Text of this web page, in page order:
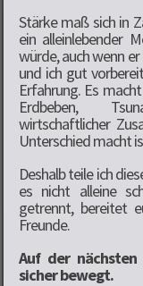
Stärke maß sich in
ein alleinlebender
würde, auch wenn
und ich gut
Erfahrung. Es
Erdbeben,
wirtschaftlicher
Unterschied macht
Deshalb teile ich
es nicht alleine
getrennt, bereitet
Freunde.
Auf der
sicher bewegt.